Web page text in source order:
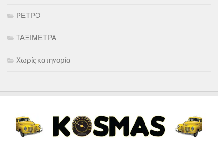
ΡΕΤΡΟ
ΤΑΞΙΜΕΤΡΑ
Χωρίς κατηγορία